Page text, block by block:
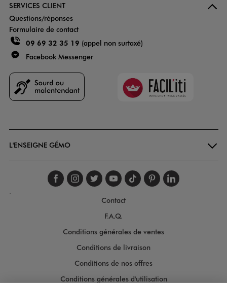
SERVICES CLIENT
Questions/réponses
Formulaire de contact
09 69 32 35 19 (appel non surtaxé)
Facebook Messenger
Faciliti
L'ENSEIGNE GÉMO
Suivez-nous sur
Suivez-nous sur
Suivez-nous sur
Suivez-nous
Suivez-nous
Suivez-
.
Contact
F.A.Q.
Conditions générales de ventes
Conditions de livraison
Conditions de nos offres
Conditions générales d'utilisation